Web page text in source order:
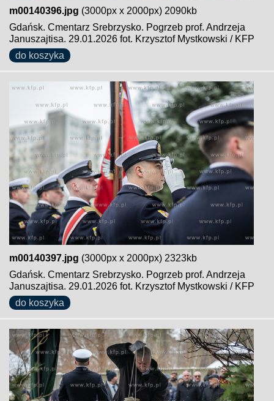
m00140396.jpg (3000px x 2000px) 2090kb
Gdańsk. Cmentarz Srebrzysko. Pogrzeb prof. Andrzeja
Januszajtisa. 29.01.2026 fot. Krzysztof Mystkowski / KFP
do koszyka
m00140397.jpg (3000px x 2000px) 2323kb
Gdańsk. Cmentarz Srebrzysko. Pogrzeb prof. Andrzeja
Januszajtisa. 29.01.2026 fot. Krzysztof Mystkowski / KFP
do koszyka